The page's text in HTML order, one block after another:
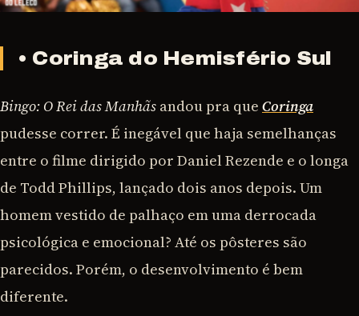
• Coringa do Hemisfério Sul
Bingo: O Rei das Manhãs andou pra que Coringa
pudesse correr. É inegável que haja semelhanças
entre o filme dirigido por Daniel Rezende e o longa
de Todd Phillips, lançado dois anos depois. Um
homem vestido de palhaço em uma derrocada
psicológica e emocional? Até os pôsteres são
parecidos. Porém, o desenvolvimento é bem
diferente.